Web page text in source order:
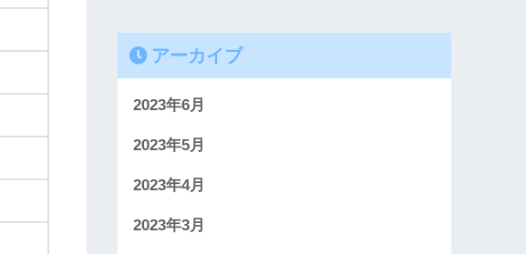
アーカイブ
2023年6月
2023年5月
2023年4月
2023年3月